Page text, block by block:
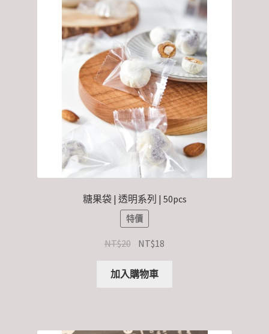
糖果袋 | 透明系列 | 50pcs
特價
NT$20 NT$18
加入購物車